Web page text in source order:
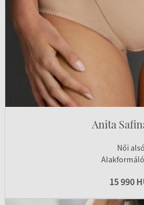
Anita
Női alsó
15 990